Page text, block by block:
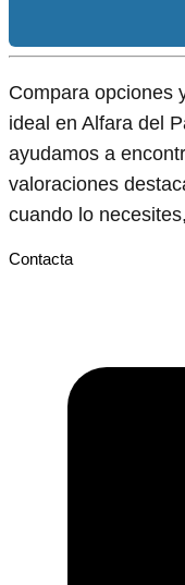
Compara opciones
ideal en Alfara del
ayudamos a
valoraciones
cuando lo
Contacta